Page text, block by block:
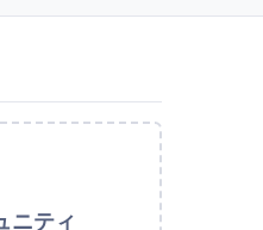
ニティ